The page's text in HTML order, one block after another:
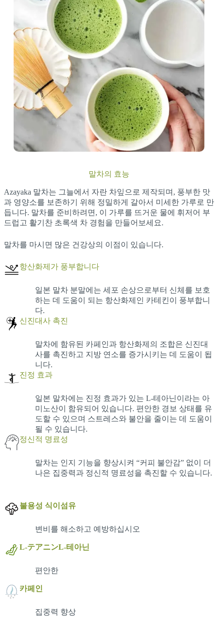
말차의 효능
Azayaka 말차는 그늘에서 자란 차잎으로 제작되며, 풍부한 맛
과 영양소를 보존하기 위해 정밀하게 갈아서 미세한 가루로 만
듭니다. 말차를 준비하려면, 이 가루를 뜨거운 물에 휘저어 부
드럽고 활기찬 초록색 차 경험을 만들어보세요.
말차를 마시면 많은 건강상의 이점이 있습니다.
항산화제가 풍부합니다
일본 말차 분말에는 세포 손상으로부터 신체를 보호
하는 데 도움이 되는 항산화제인 카테킨이 풍부합니
다.
신진대사 촉진
말차에 함유된 카페인과 항산화제의 조합은 신진대
사를 촉진하고 지방 연소를 증가시키는 데 도움이 됩
니다.
진정 효과
일본 말차에는 진정 효과가 있는 L-테아닌이라는 아
미노산이 함유되어 있습니다. 편안한 경보 상태를 유
도할 수 있으며 스트레스와 불안을 줄이는 데 도움이
될 수 있습니다.
정신적 명료성
말차는 인지 기능을 향상시켜 “커피 불안감” 없이 더
나은 집중력과 정신적 명료성을 촉진할 수 있습니다.
불용성 식이섬유
변비를 해소하고 예방하십시오
L-テアニンL-테아닌
편안한
카페인
집중력 향상